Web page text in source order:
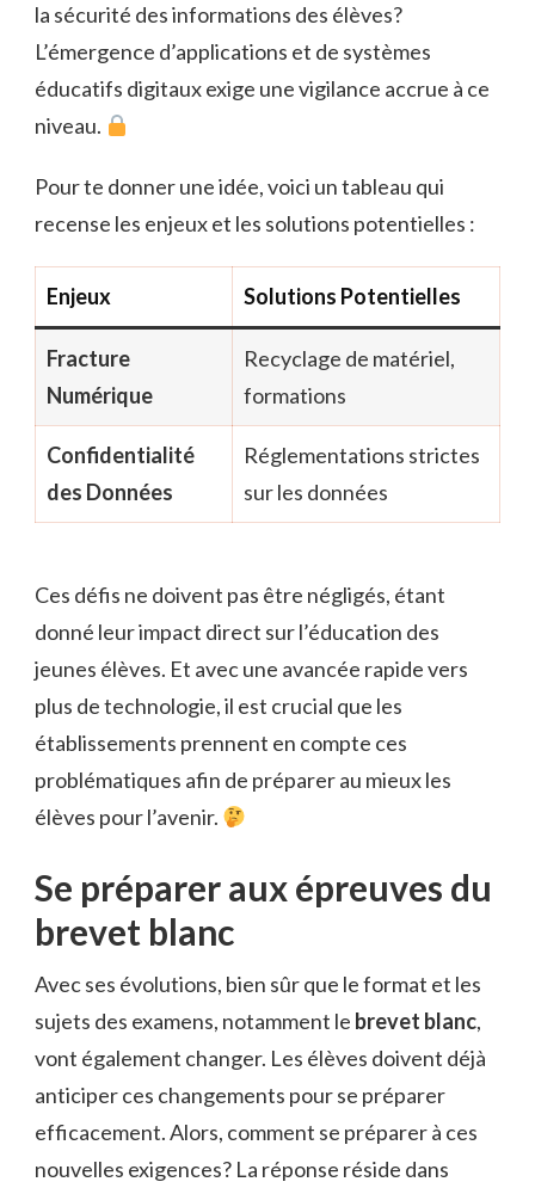
la sécurité des informations des élèves?
L’émergence d’applications et de systèmes
éducatifs digitaux exige une vigilance accrue à ce
niveau.
Pour te donner une idée, voici un tableau qui
recense les enjeux et les solutions potentielles :
Enjeux Solutions Potentielles
Fracture
Numérique
Recyclage de matériel,
formations
Confidentialité
des Données
Réglementations strictes
sur les données
Ces défis ne doivent pas être négligés, étant
donné leur impact direct sur l’éducation des
jeunes élèves. Et avec une avancée rapide vers
plus de technologie, il est crucial que les
établissements prennent en compte ces
problématiques afin de préparer au mieux les
élèves pour l’avenir.
Se préparer aux épreuves du
brevet blanc
Avec ses évolutions, bien sûr que le format et les
sujets des examens, notamment le brevet blanc,
vont également changer. Les élèves doivent déjà
anticiper ces changements pour se préparer
efficacement. Alors, comment se préparer à ces
nouvelles exigences? La réponse réside dans